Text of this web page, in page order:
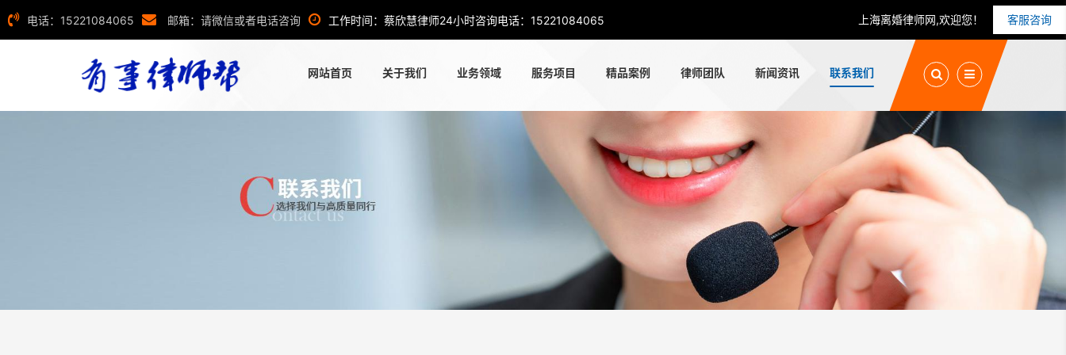
电话：15221084065 邮箱：请微信或者电话咨询 工作时间：蔡欣慧律师24小时咨询电话：15221084065 上海离婚律师网,欢迎您！ 客服咨询
网站首页 关于我们 业务领域 服务项目 精品案例 律师团队 新闻资讯 联系我们